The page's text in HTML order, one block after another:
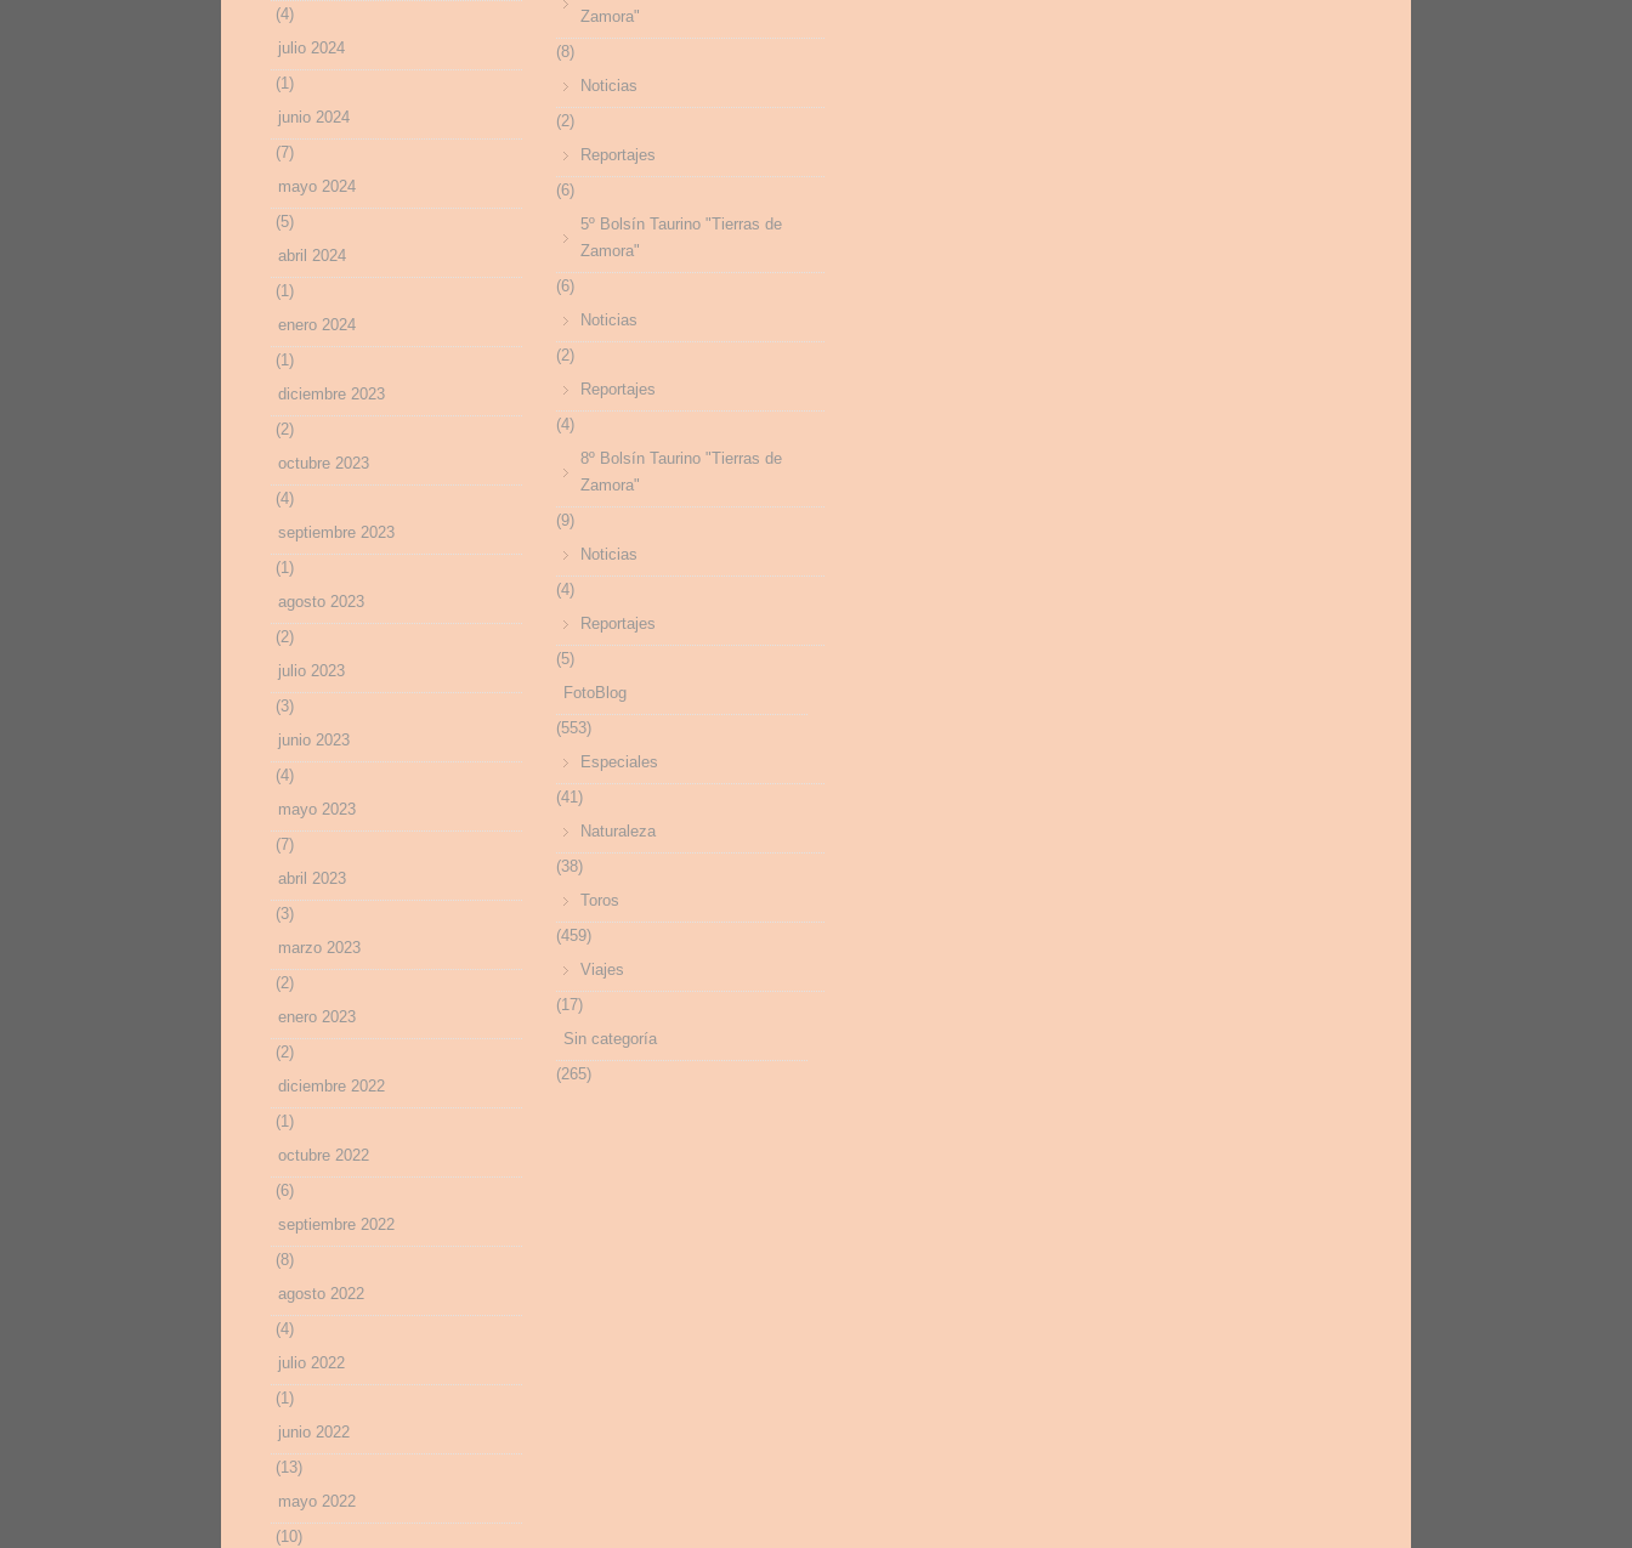
(4)
julio 2024
(1)
junio 2024
(7)
mayo 2024
(5)
abril 2024
(1)
enero 2024
(1)
diciembre 2023
(2)
octubre 2023
(4)
septiembre 2023
(1)
agosto 2023
(2)
julio 2023
(3)
junio 2023
(4)
mayo 2023
(7)
abril 2023
(3)
marzo 2023
(2)
enero 2023
(2)
diciembre 2022
(1)
octubre 2022
(6)
septiembre 2022
(8)
agosto 2022
(4)
julio 2022
(1)
junio 2022
(13)
mayo 2022
(10)
Zamora"
(8)
Noticias
(2)
Reportajes
(6)
5º Bolsín Taurino "Tierras de
Zamora"
(6)
Noticias
(2)
Reportajes
(4)
8º Bolsín Taurino "Tierras de
Zamora"
(9)
Noticias
(4)
Reportajes
(5)
FotoBlog
(553)
Especiales
(41)
Naturaleza
(38)
Toros
(459)
Viajes
(17)
Sin categoría
(265)